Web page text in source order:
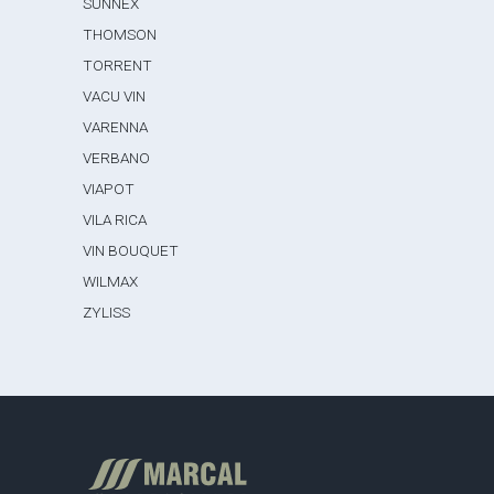
THOMSON
TORRENT
VACU VIN
VARENNA
VERBANO
VIAPOT
VILA RICA
VIN BOUQUET
WILMAX
ZYLISS